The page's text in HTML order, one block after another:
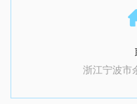
浙江宁波市